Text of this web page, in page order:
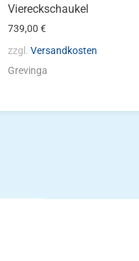
Viereckschaukel
739,00€
zzgl.Versandkosten
Grevinga